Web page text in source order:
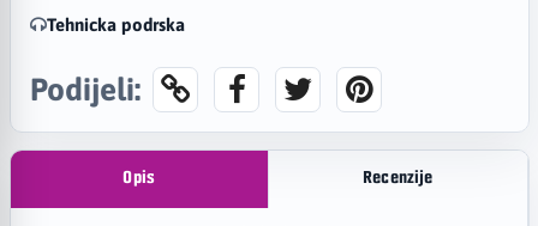
Tehnicka podrska
Podijeli:
Opis Recenzije